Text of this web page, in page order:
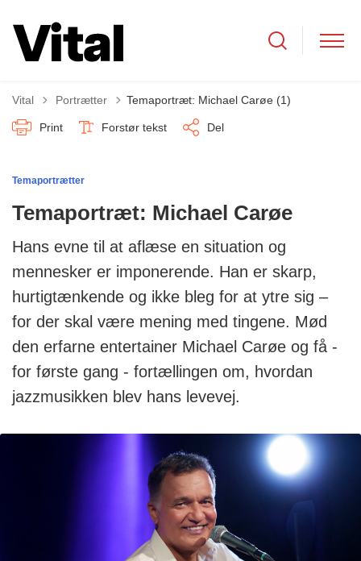
Vital Tilbage til
Portrætter Temaportræt: Michael Carøe (1)
Print Forstør tekst Del
Temaportrætter
Temaportræt: Michael Carøe
Hans evne til at aflæse en situation og
mennesker er imponerende. Han er skarp,
hurtigtænkende og ikke bleg for at ytre sig –
for der skal være mening med tingene. Mød
den erfarne entertainer Michael Carøe og få -
for første gang - fortællingen om, hvordan
jazzmusikken blev hans levevej.